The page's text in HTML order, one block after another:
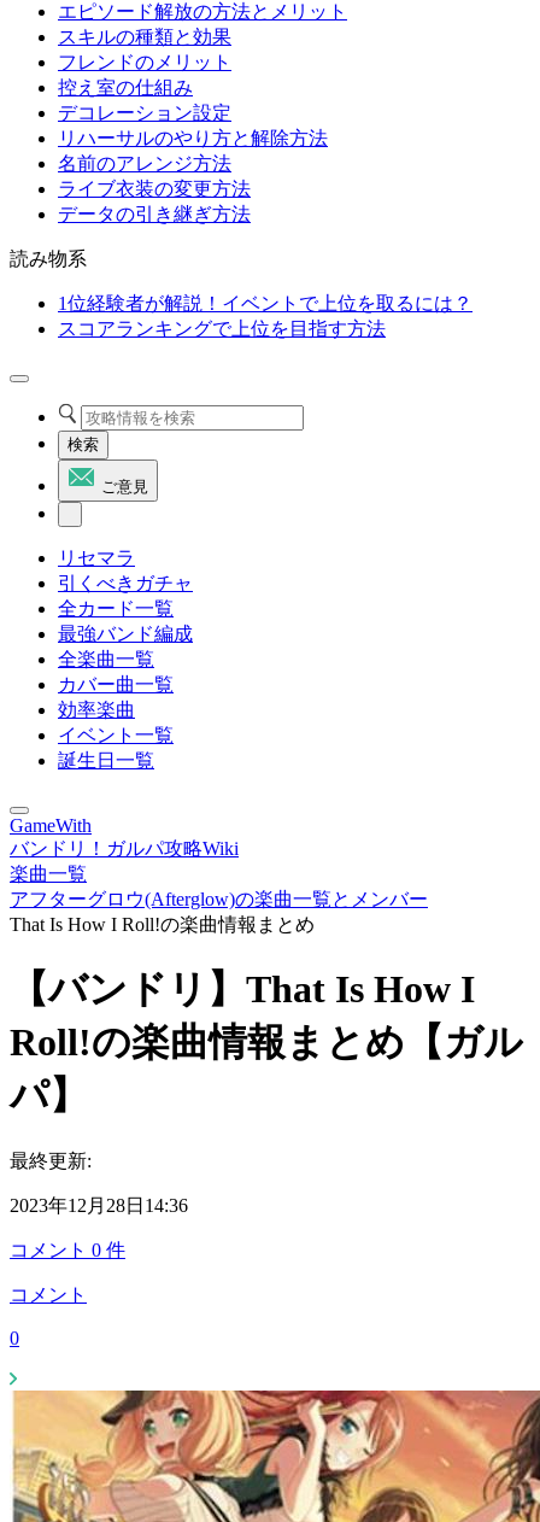
エピソード解放の方法とメリット
スキルの種類と効果
フレンドのメリット
控え室の仕組み
デコレーション設定
リハーサルのやり方と解除方法
名前のアレンジ方法
ライブ衣装の変更方法
データの引き継ぎ方法
読み物系
1位経験者が解説！イベントで上位を取るには？
スコアランキングで上位を目指す方法
検索
ご意見
リセマラ
引くべきガチャ
全カード一覧
最強バンド編成
全楽曲一覧
カバー曲一覧
効率楽曲
イベント一覧
誕生日一覧
GameWith
バンドリ！ガルパ攻略Wiki
楽曲一覧
アフターグロウ(Afterglow)の楽曲一覧とメンバー
That Is How I Roll!の楽曲情報まとめ
【バンドリ】That Is How I
Roll!の楽曲情報まとめ【ガル
パ】
最終更新:
2023年12月28日14:36
コメント 0 件
コメント
0